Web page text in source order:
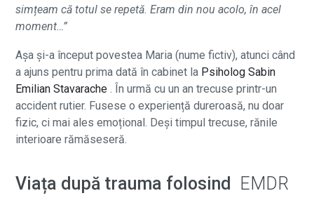
simțeam că totul se repetă. Eram din nou acolo, în acel
moment…”
Așa și-a început povestea Maria (nume fictiv), atunci când
a ajuns pentru prima dată în cabinet la Psiholog Sabin
Emilian Stavarache . În urmă cu un an trecuse printr-un
accident rutier. Fusese o experiență dureroasă, nu doar
fizic, ci mai ales emoțional. Deși timpul trecuse, rănile
interioare rămăseseră.
Viața după trauma folosind EMDR